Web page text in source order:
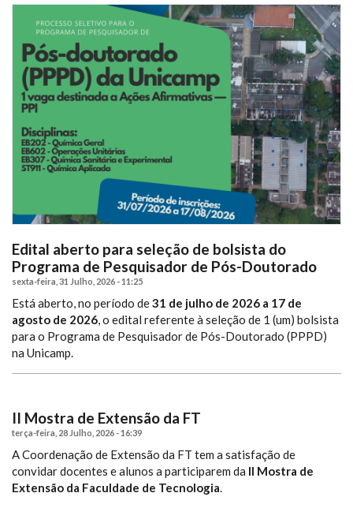
Edital aberto para seleção de bolsista do
Programa de Pesquisador de Pós-Doutorado
sexta-feira, 31 Julho, 2026 - 11:25
Está aberto, no período de31 de julho de 2026 a 17 de
agosto de 2026, o edital referente à seleção de 1 (um) bolsista
para o Programa de Pesquisador de Pós-Doutorado (PPPD)
na Unicamp.
II Mostra de Extensão da FT
terça-feira, 28 Julho, 2026 - 16:39
A Coordenação de Extensão da FT tem a satisfação de
convidar docentes e alunos a participarem da II Mostra de
Extensão da Faculdade de Tecnologia.